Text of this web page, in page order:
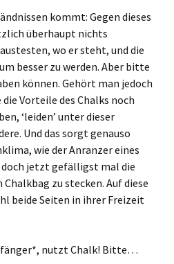
kommt: Gegen dieses
überhaupt nichts
wo er steht, und die
besser zu werden. Aber bitte
können. Gehört man jedoch
Vorteile des Chalks noch
‘leiden’ unter dieser
Und das sorgt genauso
wie der Anranzer eines
jetzt gefälligst mal die
zu stecken. Auf diese
beide Seiten in ihrer Freizeit
nutzt Chalk! Bitte…